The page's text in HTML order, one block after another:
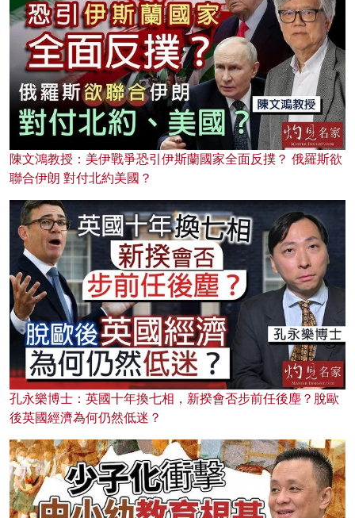
陳文鴻教授：美伊戰爭恐引伊斯蘭國家全面反撲？ 俄羅斯欲
聯合伊朗 對付北約美國？
孔永樂博士：英國十年換七相，新揆會否步前任後塵？脫歐
後英國經濟為何仍然低迷？